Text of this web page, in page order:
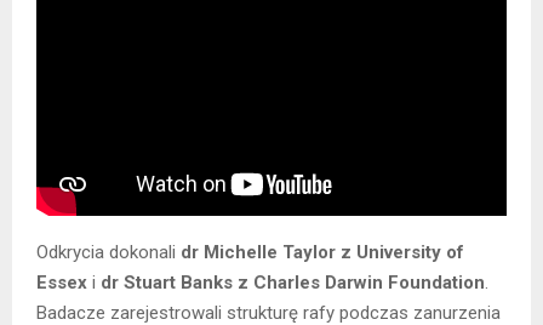
Odkrycia dokonali dr Michelle Taylor z University of
Essex i dr Stuart Banks z Charles Darwin Foundation
Badacze zarejestrowali strukturę rafy podczas zanurzenia